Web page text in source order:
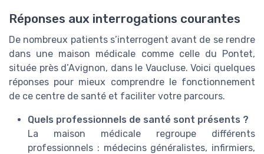
Réponses aux interrogations courantes
De nombreux patients s’interrogent avant de se rendre
dans une maison médicale comme celle du Pontet,
située près d’Avignon, dans le Vaucluse. Voici quelques
réponses pour mieux comprendre le fonctionnement
de ce centre de santé et faciliter votre parcours.
Quels professionnels de santé sont présents ?
La maison médicale regroupe différents
professionnels : médecins généralistes, infirmiers,